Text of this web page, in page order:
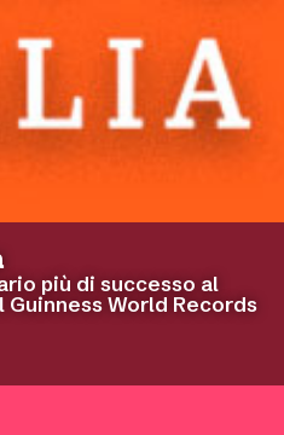
più di successo al
Guinness World Records